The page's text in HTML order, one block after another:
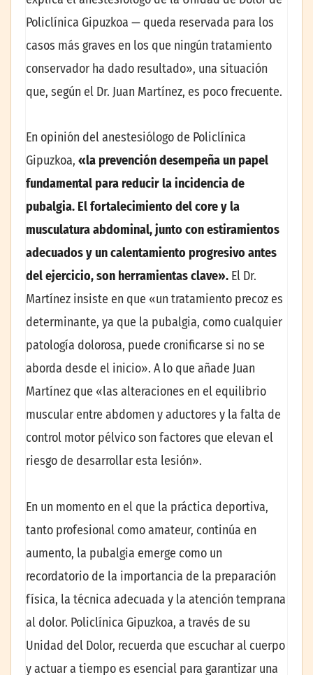
Policlínica Gipuzkoa — queda reservada para los
casos más graves en los que ningún tratamiento
conservador ha dado resultado», una situación
que, según el Dr. Juan Martínez, es poco frecuente.
En opinión del anestesiólogo de Policlínica
Gipuzkoa, «la prevención desempeña un papel
fundamental para reducir la incidencia de
pubalgia. El fortalecimiento del core y la
musculatura abdominal, junto con estiramientos
adecuados y un calentamiento progresivo antes
del ejercicio, son herramientas clave». El Dr.
Martínez insiste en que «un tratamiento precoz es
determinante, ya que la pubalgia, como cualquier
patología dolorosa, puede cronificarse si no se
aborda desde el inicio». A lo que añade Juan
Martínez que «las alteraciones en el equilibrio
muscular entre abdomen y aductores y la falta de
control motor pélvico son factores que elevan el
riesgo de desarrollar esta lesión».
En un momento en el que la práctica deportiva,
tanto profesional como amateur, continúa en
aumento, la pubalgia emerge como un
recordatorio de la importancia de la preparación
física, la técnica adecuada y la atención temprana
al dolor. Policlínica Gipuzkoa, a través de su
Unidad del Dolor, recuerda que escuchar al cuerpo
y actuar a tiempo es esencial para garantizar una